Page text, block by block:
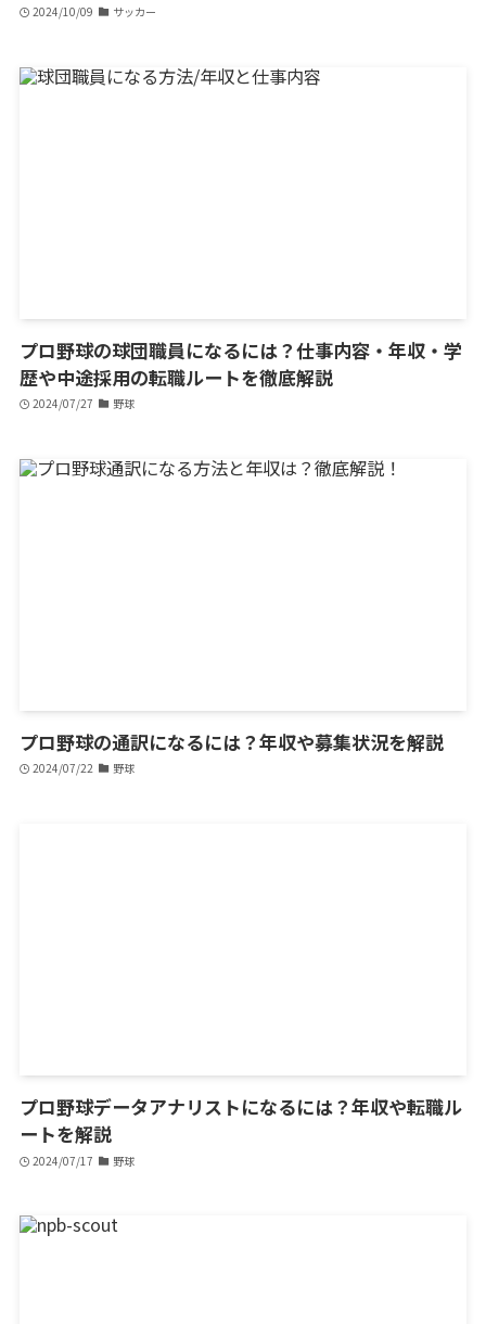
2024/10/09 サッカー
プロ野球の球団職員になるには？仕事内容・年収・学
歴や中途採用の転職ルートを徹底解説
2024/07/27 野球
プロ野球の通訳になるには？年収や募集状況を解説
2024/07/22 野球
プロ野球データアナリストになるには？年収や転職ル
ートを解説
2024/07/17 野球